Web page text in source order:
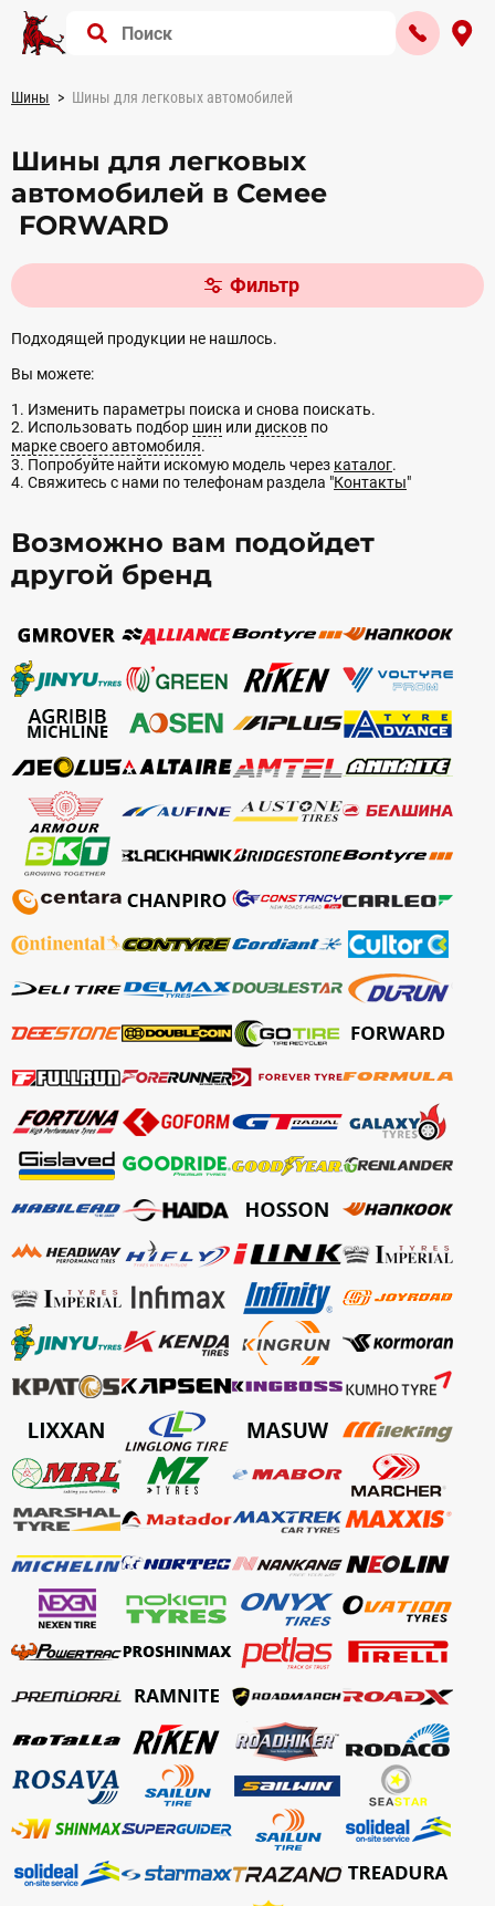
Шины Шины для легковых автомобилей
Шины для легковых
автомобилей в Семее
FORWARD
Фильтр
Подходящей продукции не нашлось.
Вы можете:
1. Изменить параметры поиска и снова поискать.
2. Использовать подбор шин или дисков по
марке своего автомобиля.
3. Попробуйте найти искомую модель через каталог.
4. Свяжитесь с нами по телефонам раздела "Контакты"
Возможно вам подойдет
другой бренд